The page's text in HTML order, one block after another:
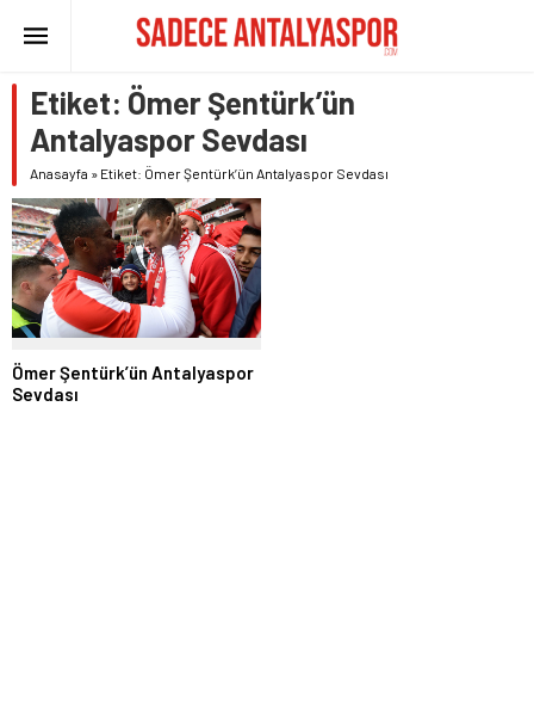
Etiket: Ömer Şentürk’ün
Antalyaspor Sevdası
Anasayfa » Etiket: Ömer Şentürk’ün Antalyaspor Sevdası
Ömer Şentürk’ün Antalyaspor
Sevdası